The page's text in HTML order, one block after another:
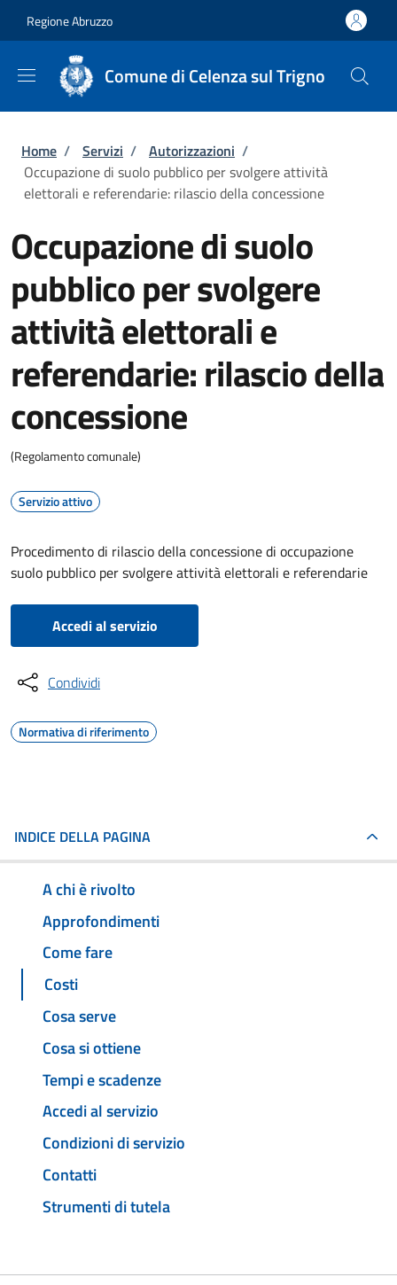
Regione Abruzzo
Comune di Celenza sul Trigno
Briciole di pane
Home / Servizi / Autorizzazioni /
Occupazione di suolo pubblico per svolgere attività
elettorali e referendarie: rilascio della concessione
Occupazione di suolo
pubblico per svolgere
attività elettorali e
referendarie: rilascio della
concessione
(Regolamento comunale)
Servizio attivo
Procedimento di rilascio della concessione di occupazione
suolo pubblico per svolgere attività elettorali e referendarie
Accedi al servizio
Condividi
Normativa di riferimento
INDICE DELLA PAGINA
A chi è rivolto
Approfondimenti
Come fare
Costi
Cosa serve
Cosa si ottiene
Tempi e scadenze
Accedi al servizio
Condizioni di servizio
Contatti
Strumenti di tutela